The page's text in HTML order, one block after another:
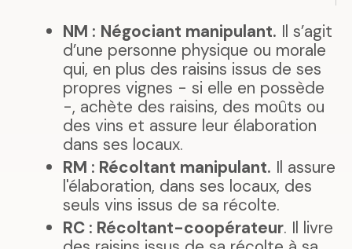
NM : Négociant manipulant. Il s’agit
d’une personne physique ou morale
qui, en plus des raisins issus de ses
propres vignes - si elle en possède
-, achète des raisins, des moûts ou
des vins et assure leur élaboration
dans ses locaux.
RM : Récoltant manipulant. Il assure
l'élaboration, dans ses locaux, des
seuls vins issus de sa récolte.
RC : Récoltant-coopérateur. Il livre